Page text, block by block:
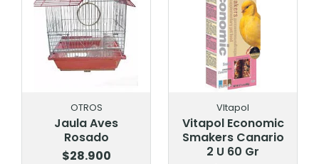
OTROS
Jaula Aves
Rosado
$28.900
VItapol
Vitapol Economic
Smakers Canario
2 U 60 Gr